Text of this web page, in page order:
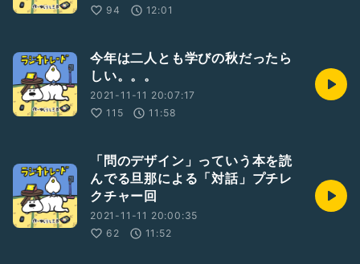
94
12:01
今年は二人とも学びの秋だったら
しい。。。
2021-11-11 20:07:17
115
11:58
「問のデザイン」っていう本を読
んでる旦那による「対話」プチレ
クチャー回
2021-11-11 20:00:35
62
11:52